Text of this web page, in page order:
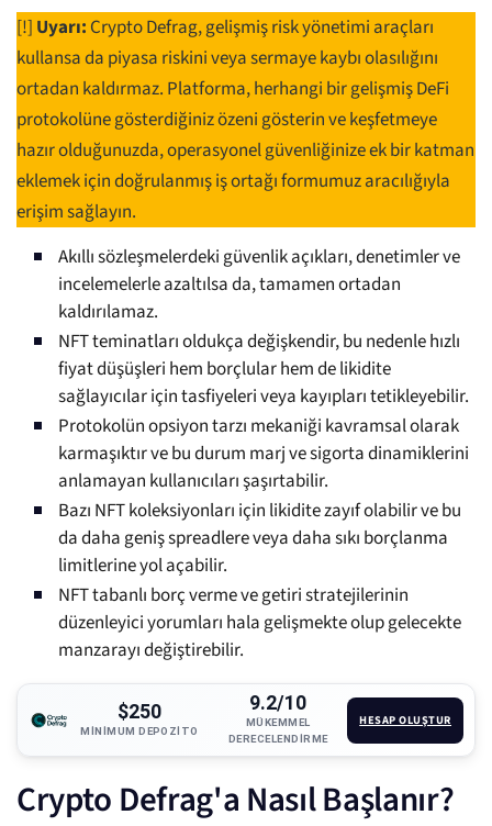
[!] Uyarı: Crypto Defrag, gelişmiş risk yönetimi araçları
kullansa da piyasa riskini veya sermaye kaybı olasılığını
ortadan kaldırmaz. Platforma, herhangi bir gelişmiş DeFi
protokolüne gösterdiğiniz özeni gösterin ve keşfetmeye
hazır olduğunuzda, operasyonel güvenliğinize ek bir katman
eklemek için doğrulanmış iş ortağı formumuz aracılığıyla
erişim sağlayın.
Akıllı sözleşmelerdeki güvenlik açıkları, denetimler ve
incelemelerle azaltılsa da, tamamen ortadan
kaldırılamaz.
NFT teminatları oldukça değişkendir, bu nedenle hızlı
fiyat düşüşleri hem borçlular hem de likidite
sağlayıcılar için tasfiyeleri veya kayıpları tetikleyebilir.
Protokolün opsiyon tarzı mekaniği kavramsal olarak
karmaşıktır ve bu durum marj ve sigorta dinamiklerini
anlamayan kullanıcıları şaşırtabilir.
Bazı NFT koleksiyonları için likidite zayıf olabilir ve bu
da daha geniş spreadlere veya daha sıkı borçlanma
limitlerine yol açabilir.
NFT tabanlı borç verme ve getiri stratejilerinin
düzenleyici yorumları hala gelişmekte olup gelecekte
manzarayı değiştirebilir.
$250
MINIMUM DEPOZITO
9.2/10
MÜKEMMEL
DERECELENDIRME
HESAP OLUŞTUR
Crypto Defrag'a Nasıl Başlanır?